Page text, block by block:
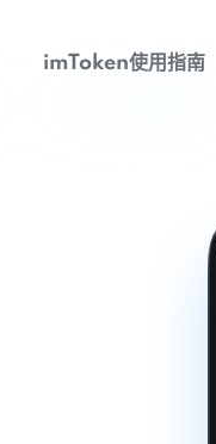
imToken使用指南